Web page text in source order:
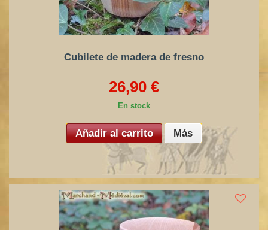
Cubilete de madera de fresno
26,90 €
En stock
Añadir al carrito Más